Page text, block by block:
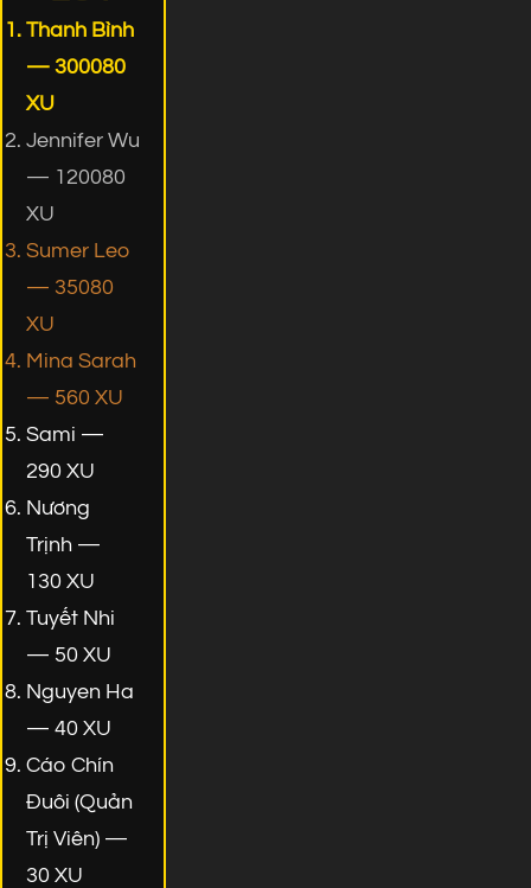
Thanh Bình
— 300080
XU
Jennifer Wu
— 120080
XU
Sumer Leo
— 35080
XU
Mina Sarah
— 560 XU
Sami —
290 XU
Nương
Trịnh —
130 XU
Tuyết Nhi
— 50 XU
Nguyen Ha
— 40 XU
Cáo Chín
Đuôi (Quản
Trị Viên) —
30 XU